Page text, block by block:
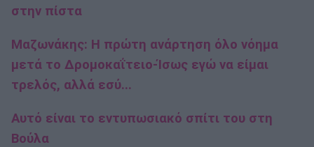
στην πίστα
Μαζωνάκης: Η πρώτη ανάρτηση όλο νόημα
μετά το Δρομοκαΐτειο-Ίσως εγώ να είμαι
τρελός, αλλά εσύ...
Αυτό είναι το εντυπωσιακό σπίτι του στη
Βούλα